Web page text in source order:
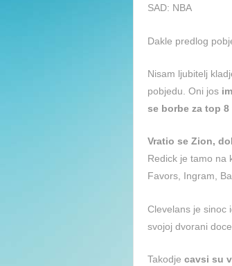
SAD: NBA
Dakle predlog
Nisam ljubitelj
pobjedu. Oni jos
se borbe za top 8
Vratio se Zion,
Redick je tamo na
Favors, Ingram,
Clevelans je sinoc
svojoj dvorani
Takodje cavsi su